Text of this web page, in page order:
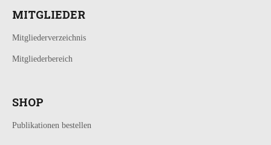
MITGLIEDER
Mitgliederverzeichnis
Mitgliederbereich
SHOP
Publikationen bestellen